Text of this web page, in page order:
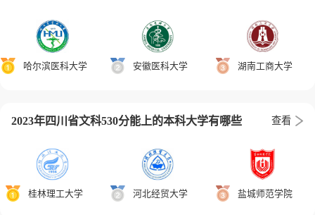
哈尔滨医科大学 安徽医科大学 湖南工商大学
2023年四川省文科530分能上的本科大学有哪些 查看
桂林理工大学 河北经贸大学 盐城师范学院